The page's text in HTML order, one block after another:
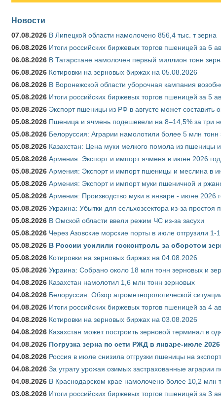
Новости
07.08.2026 В Липецкой области намолочено 856,4 тыс. т зерна
06.08.2026 Итоги российских биржевых торгов пшеницей за 6
06.08.2026 В Татарстане намолочен первый миллион тонн
06.08.2026 Котировки на зерновых биржах на 05.08.2026
06.08.2026 В Воронежской области уборочная кампания
05.08.2026 Итоги российских биржевых торгов пшеницей за 5
05.08.2026 Экспорт пшеницы из РФ в августе может составить
05.08.2026 Пшеница и ячмень подешевели на 8–14,5% за три
05.08.2026 Белоруссия: Аграрии намолотили более 5 млн тонн
05.08.2026 Казахстан: Цена муки мелкого помола из пшеницы
05.08.2026 Армения: Экспорт и импорт ячменя в июне 2026
05.08.2026 Армения: Экспорт и импорт пшеницы и меслина в
05.08.2026 Армения: Экспорт и импорт муки пшеничной и
05.08.2026 Армения: Производство муки в январе - июне 2026
05.08.2026 Украина: Убытки для сельхозсектора из-за простоя
05.08.2026 В Омской области ввели режим ЧС из-за засухи
05.08.2026 Через Азовские морские порты в июле отгрузили
05.08.2026 В России усилили госконтроль за оборотом
05.08.2026 Котировки на зерновых биржах на 04.08.2026
05.08.2026 Украина: Собрано около 18 млн тонн зерновых и
04.08.2026 Казахстан намолотил 1,6 млн тонн зерновых
04.08.2026 Белоруссия: Обзор агрометеорологической
04.08.2026 Итоги российских биржевых торгов пшеницей за 4
04.08.2026 Котировки на зерновых биржах на 03.08.2026
04.08.2026 Казахстан может построить зерновой терминал в
04.08.2026 Погрузка зерна по сети РЖД в январе-июле
04.08.2026 Россия в июле снизила отгрузки пшеницы на
04.08.2026 За утрату урожая озимых застрахованные аграрии
04.08.2026 В Краснодарском крае намолочено более 10,2 млн
03.08.2026 Итоги российских биржевых торгов пшеницей за 3